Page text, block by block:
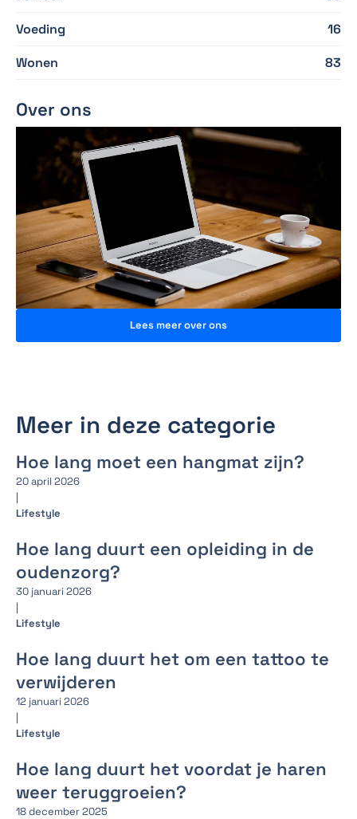
Voeding
16
Wonen
83
Over ons
Lees meer over ons
Meer in deze categorie
Hoe lang moet een hangmat zijn?
20 april 2026
|
Lifestyle
Hoe lang duurt een opleiding in de
oudenzorg?
30 januari 2026
|
Lifestyle
Hoe lang duurt het om een tattoo te
verwijderen
12 januari 2026
|
Lifestyle
Hoe lang duurt het voordat je haren
weer teruggroeien?
18 december 2025